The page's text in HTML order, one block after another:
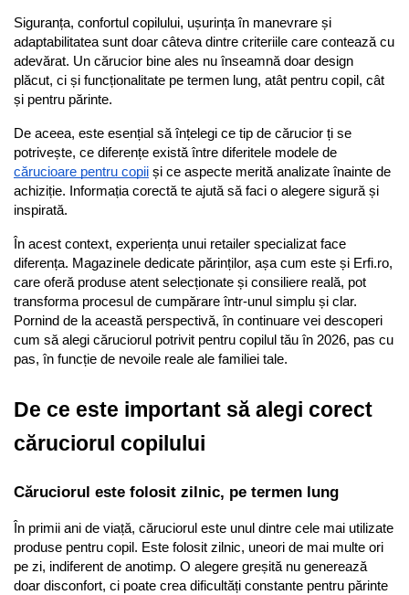
Siguranța, confortul copilului, ușurința în manevrare și
adaptabilitatea sunt doar câteva dintre criteriile care contează cu
adevărat. Un cărucior bine ales nu înseamnă doar design
plăcut, ci și funcționalitate pe termen lung, atât pentru copil, cât
și pentru părinte.
De aceea, este esențial să înțelegi ce tip de cărucior ți se
cărucioare pentru copii și ce aspecte merită analizate înainte de
achiziție. Informația corectă te ajută să faci o alegere sigură și
inspirată.
În acest context, experiența unui retailer specializat face
diferența. Magazinele dedicate părinților, așa cum este și Erfi.ro,
care oferă produse atent selecționate și consiliere reală, pot
transforma procesul de cumpărare într-unul simplu și clar.
Pornind de la această perspectivă, în continuare vei descoperi
cum să alegi căruciorul potrivit pentru copilul tău în 2026, pas cu
pas, în funcție de nevoile reale ale familiei tale.
De ce este important să alegi corect
căruciorul copilului
Căruciorul este folosit zilnic, pe termen lung
În primii ani de viață, căruciorul este unul dintre cele mai utilizate
produse pentru copil. Este folosit zilnic, uneori de mai multe ori
pe zi, indiferent de anotimp. O alegere greșită nu generează
doar disconfort, ci poate crea dificultăți constante pentru părinte